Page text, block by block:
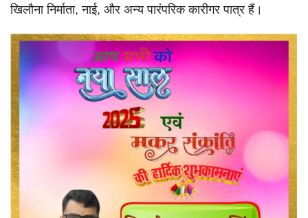
खिलौना निर्माता, नाई, और अन्य पारंपरिक कारीगर पात्र हैं।